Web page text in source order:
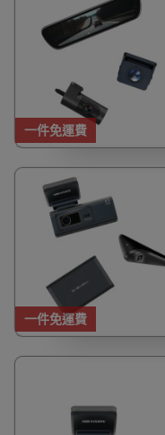
一件免運費
一件免運費